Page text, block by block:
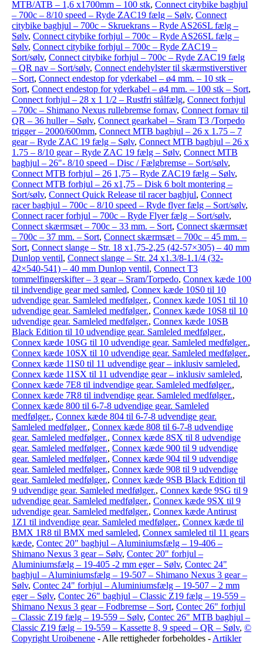
MTB/ATB – 1,6 x1700mm – 100 stk, Connect citybike baghjul
– 700c – 8/10 speed – Ryde ZAC19 fælg – Sølv, Connect
citybike baghjul – 700c – Skruekrans – Ryde AS26SL fælg –
Sølv, Connect citybike forhjul – 700c – Ryde AS26SL fælg –
Sølv, Connect citybike forhjul – 700c – Ryde ZAC19 –
Sort/sølv, Connect citybike forhjul – 700c – Ryde ZAC19 fælg
– QR nav – Sort/sølv, Connect endehylster til skærmstiverstiver
– Sort, Connect endestop for yderkabel – ø4 mm. – 10 stk –
Sort, Connect endestop for yderkabel – ø4 mm. – 100 stk – Sort,
Connect forhjul – 28 x 1 1/2 – Rustfri stålfælg, Connect forhjul
– 700c – Shimano Nexus rullebremse fornav, Connect fornav til
QR – 36 huller – Sølv, Connect gearkabel – Sram T3 /Torpedo
trigger – 2000/600mm, Connect MTB baghjul – 26 x 1.75 – 7
gear – Ryde ZAC 19 fælg – Sølv, Connect MTB baghjul – 26 x
1.75 – 8/10 gear – Ryde ZAC 19 fælg – Sølv, Connect MTB
baghjul – 26"- 8/10 speed – Disc / Fælgbremse – Sort/sølv,
Connect MTB forhjul – 26 1,75 – Ryde ZAC19 fælg – Sølv,
Connect MTB forhjul – 26 x1,75 – Disk 6 bolt montering –
Sort/sølv, Connect Quick Release til racer baghjul, Connect
racer baghjul – 700c – 8/10 speed – Ryde flyer fælg – Sort/sølv,
Connect racer forhjul – 700c – Ryde Flyer fælg – Sort/sølv,
Connect skærmsæt – 700c – 33 mm. – Sort, Connect skærmsæt
– 700c – 37 mm. – Sort, Connect skærmsæt – 700c – 45 mm. –
Sort, Connect slange – Str. 18 x1,75-2,25 (42-57×305) – 40 mm
Dunlop ventil, Connect slange – Str. 24 x1.3/8-1.1/4 (32-
42×540-541) – 40 mm Dunlop ventil, Connect T3
tommelfingerskifter – 3 gear – Sram/Torpedo, Connex kæde 100
til indvendige gear med samled, Connex kæde 10S0 til 10
udvendige gear. Samleled medfølger., Connex kæde 10S1 til 10
udvendige gear. Samleled medfølger., Connex kæde 10S8 til 10
udvendige gear. Samleled medfølger., Connex kæde 10SB
Black Edition til 10 udvendige gear. Samleled medfølger.,
Connex kæde 10SG til 10 udvendige gear. Samleled medfølger.,
Connex kæde 10SX til 10 udvendige gear. Samleled medfølger.,
Connex kæde 11S0 til 11 udvendige gear – inklusiv samleled,
Connex kæde 11SX til 11 udvendige gear – inklusiv samleled,
Connex kæde 7E8 til indvendige gear. Samleled medfølger.,
Connex kæde 7R8 til indvendige gear. Samleled medfølger.,
Connex kæde 800 til 6-7-8 udvendige gear. Samleled
medfølger., Connex kæde 804 til 6-7-8 udvendige gear.
Samleled medfølger., Connex kæde 808 til 6-7-8 udvendige
gear. Samleled medfølger., Connex kæde 8SX til 8 udvendige
gear. Samleled medfølger., Connex kæde 900 til 9 udvendige
gear. Samleled medfølger., Connex kæde 904 til 9 udvendige
gear. Samleled medfølger., Connex kæde 908 til 9 udvendige
gear. Samleled medfølger., Connex kæde 9SB Black Edition til
9 udvendige gear. Samleled medfølger., Connex kæde 9SG til 9
udvendige gear. Samleled medfølger., Connex kæde 9SX til 9
udvendige gear. Samleled medfølger., Connex kæde Antirust
1Z1 til indvendige gear. Samleled medfølger., Connex kæde til
BMX 1R8 til BMX med samleled, Connex samleled til 11 gears
kæde, Contec 20" baghjul – Aluminiumsfælg – 19-406 –
Shimano Nexus 3 gear – Sølv, Contec 20" forhjul –
Aluminiumsfælg – 19-405 -2 mm eger – Sølv, Contec 24"
baghjul – Aluminiumsfælg – 19-507 – Shimano Nexus 3 gear –
Sølv, Contec 24" forhjul – Aluminiumsfælg – 19-507 – 2 mm
eger – Sølv, Contec 26" baghjul – Classic Z19 fælg – 19-559 –
Shimano Nexus 3 gear – Fodbremse – Sort, Contec 26" forhjul
– Classic Z19 fælg – 19-559 – Sølv, Contec 26" MTB baghjul –
Classic Z19 fælg – 19-559 – Kassette 8, 9 speed – QR – Sølv, ©
Copyright Uroibenene - Alle rettigheder forbeholdes - Artikler